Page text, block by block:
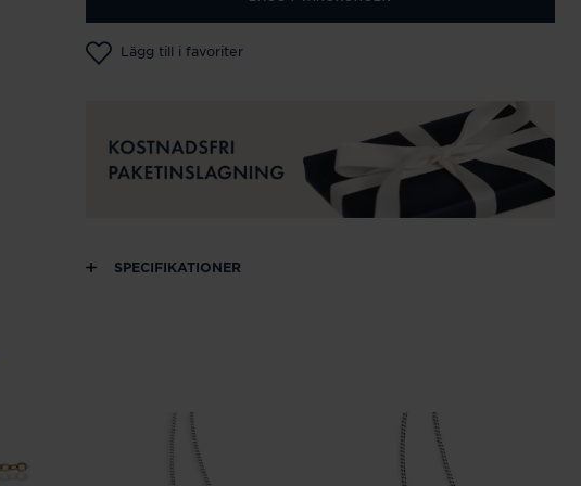
Lägg till i favoriter
SPECIFIKATIONER